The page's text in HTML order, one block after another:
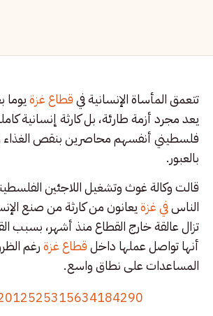
تتعمق المأساة الإنسانية فيقطاع غزة
فلسطيني أنفسهم محاصرين بنقص الغذاء
بالعبور.
قالت وكالة غوث وتشغيل اللاجئين
الناسفي غزةيعانون من كارثة من صنع
تزال عالقة خارج القطاع منذ أشهر، بسبب
أنها تواصل عملها داخلقطاع غزةرغم
المساعدات على نطاق واسع.